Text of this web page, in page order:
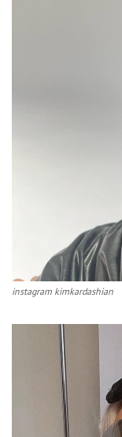
instagram kimkardashian